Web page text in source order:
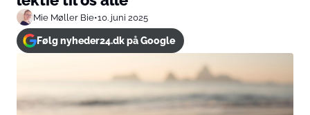
Mie Møller Bie•10. juni 2025
Følg nyheder24.dk på Google